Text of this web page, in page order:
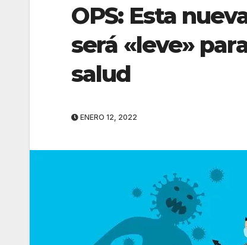
OPS: Esta
será «leve»
salud
ENERO 12, 2022